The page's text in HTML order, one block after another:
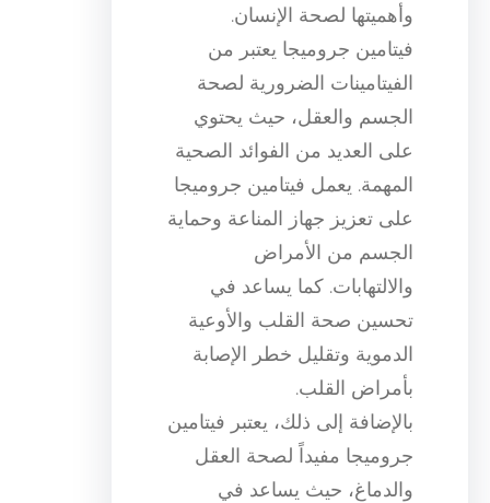
وأهميتها لصحة الإنسان.
فيتامين جروميجا يعتبر من
الفيتامينات الضرورية لصحة
الجسم والعقل، حيث يحتوي
على العديد من الفوائد الصحية
المهمة. يعمل فيتامين جروميجا
على تعزيز جهاز المناعة وحماية
الجسم من الأمراض
والالتهابات. كما يساعد في
تحسين صحة القلب والأوعية
الدموية وتقليل خطر الإصابة
بأمراض القلب.
بالإضافة إلى ذلك، يعتبر فيتامين
جروميجا مفيداً لصحة العقل
والدماغ، حيث يساعد في